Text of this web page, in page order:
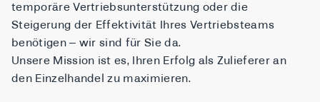
temporäre Vertriebsunterstützung oder die
Steigerung der Effektivität Ihres Vertriebsteams
benötigen – wir sind für Sie da.
Unsere Mission ist es, Ihren Erfolg als Zulieferer an
den Einzelhandel zu maximieren.